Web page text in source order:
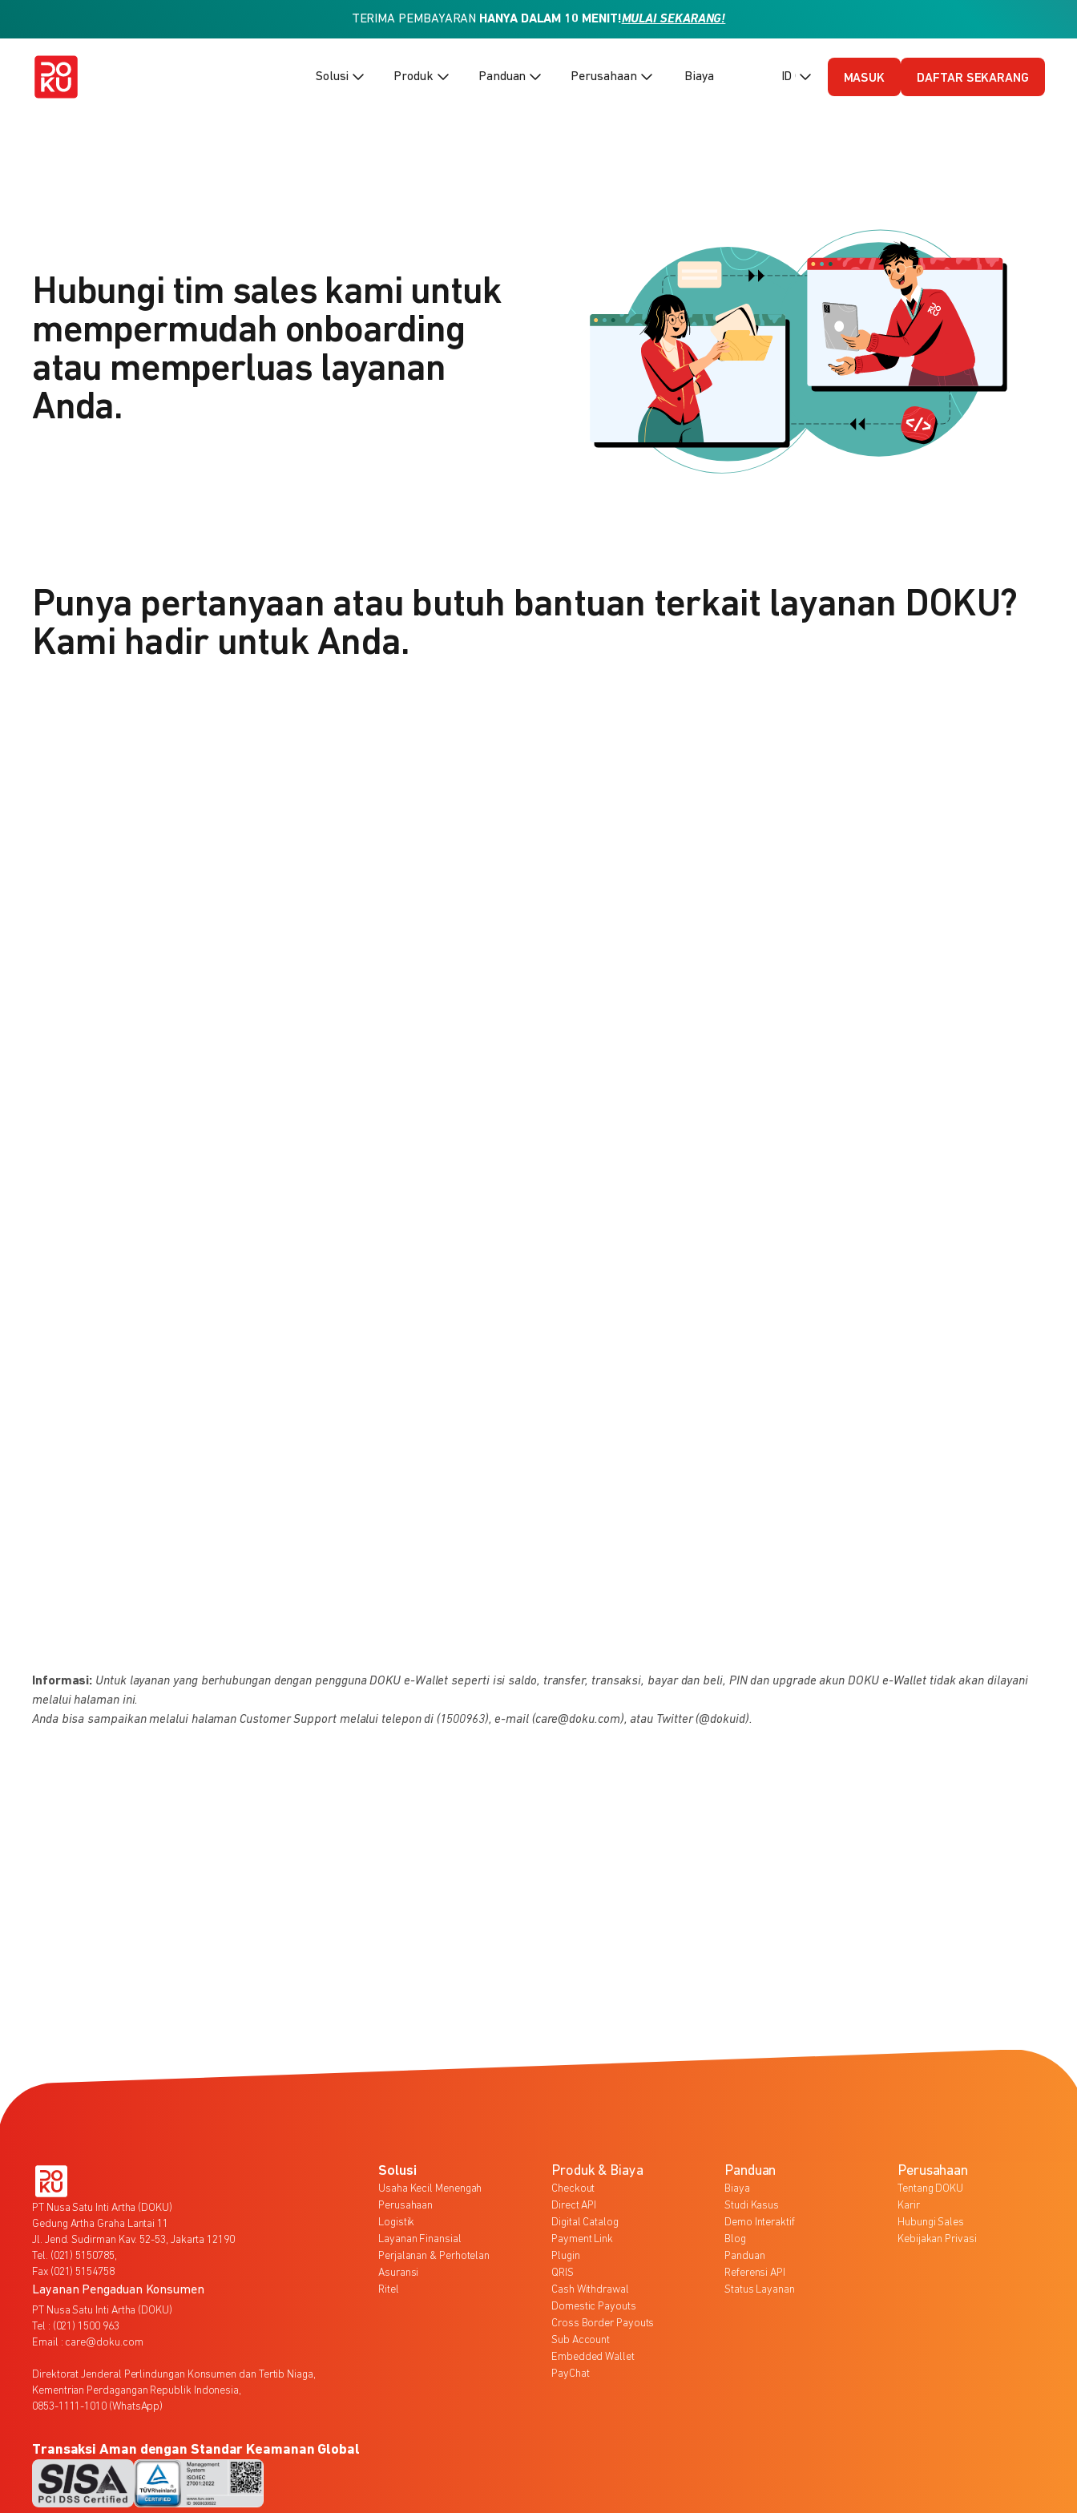
TERIMA PEMBAYARAN HANYA DALAM 10 MENIT!MULAI SEKARANG!
Solusi Produk Panduan Perusahaan Biaya ID (Bahasa Indonesia)
MASUK DAFTAR SEKARANG
Hubungi tim sales kami untuk
mempermudah onboarding
atau memperluas layanan
Anda.
Punya pertanyaan atau butuh bantuan terkait layanan DOKU?
Kami hadir untuk Anda.
Informasi: Untuk layanan yang berhubungan dengan pengguna DOKU e-Wallet seperti isi saldo, transfer, transaksi, bayar dan beli, PIN dan upgrade akun DOKU e-Wallet tidak akan dilayani
melalui halaman ini.
Anda bisa sampaikan melalui halaman Customer Support melalui telepon di (1500963), e-mail (care@doku.com), atau Twitter (@dokuid).
PT Nusa Satu Inti Artha (DOKU)
Gedung Artha Graha Lantai 11
Jl. Jend. Sudirman Kav. 52-53, Jakarta 12190
Tel. (021) 5150785,
Fax (021) 5154758
Layanan Pengaduan Konsumen
PT Nusa Satu Inti Artha (DOKU)
Tel : (021) 1500 963
Email : care@doku.com
Direktorat Jenderal Perlindungan Konsumen dan Tertib Niaga,
Kementrian Perdagangan Republik Indonesia,
0853-1111-1010 (WhatsApp)
Solusi
Usaha Kecil Menengah
Perusahaan
Logistik
Layanan Finansial
Perjalanan & Perhotelan
Asuransi
Ritel
Produk & Biaya
Checkout
Direct API
Digital Catalog
Payment Link
Plugin
QRIS
Cash Withdrawal
Domestic Payouts
Cross Border Payouts
Sub Account
Embedded Wallet
PayChat
Panduan
Biaya
Studi Kasus
Demo Interaktif
Blog
Panduan
Referensi API
Status Layanan
Perusahaan
Tentang DOKU
Karir
Hubungi Sales
Kebijakan Privasi
Transaksi Aman dengan Standar Keamanan Global